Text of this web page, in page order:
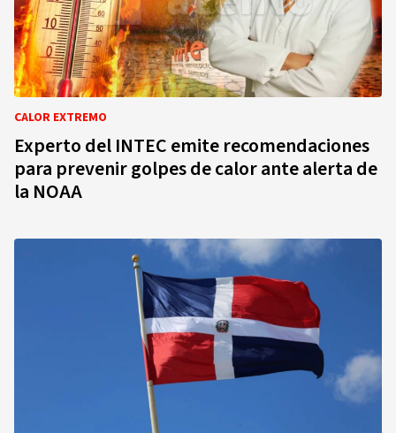
CALOR EXTREMO
Experto del INTEC emite recomendaciones
para prevenir golpes de calor ante alerta de
la NOAA